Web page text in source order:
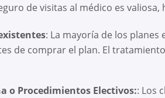
de visitas al médico es
: La mayoría de los
de comprar el plan. El
o Procedimientos Electivos:: Los